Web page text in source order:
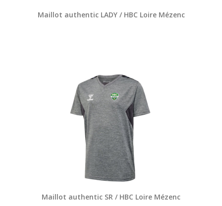
Maillot authentic LADY / HBC Loire Mézenc
Maillot authentic SR / HBC Loire Mézenc